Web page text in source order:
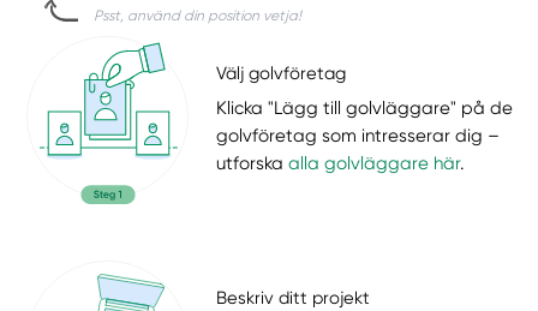
Psst, använd din position vetja!
Välj golvföretag
Klicka "Lägg till golvläggare" på de
golvföretag som intresserar dig –
utforskaalla golvläggare här.
Beskriv ditt projekt